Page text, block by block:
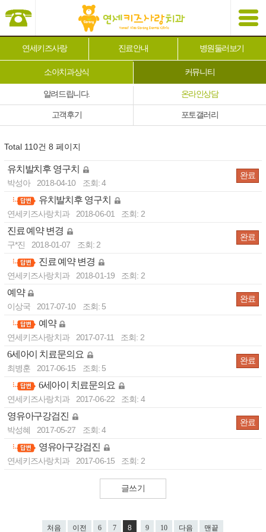
연세키즈사랑 진료안내 병원둘러보기
소아치과상식 커뮤니티
알려드립니다. 온라인상담
고객후기 포토갤러리
Total 110건 8 페이지
유치발치후 영구치
박성아 2018-04-10 조회: 4
완료
유치발치후 영구치
연세키즈사랑치과 2018-06-01 조회: 2
진료 예약 변경
구*진 2018-01-07 조회: 2
완료
진료 예약 변경
연세키즈사랑치과 2018-01-19 조회: 2
예약
이상국 2017-07-10 조회: 5
완료
예약
연세키즈사랑치과 2017-07-11 조회: 2
6세아이 치료문의요
최병훈 2017-06-15 조회: 5
완료
6세아이 치료문의요
연세키즈사랑치과 2017-06-22 조회: 4
영유아구강검진
박성혜 2017-05-27 조회: 4
완료
영유아구강검진
연세키즈사랑치과 2017-06-15 조회: 2
글쓰기
처음 이전 6 7 8 9 10 다음 맨끝